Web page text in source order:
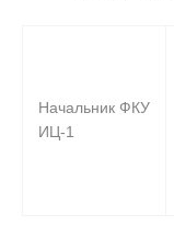
Начальник ФКУ
ИЦ-1